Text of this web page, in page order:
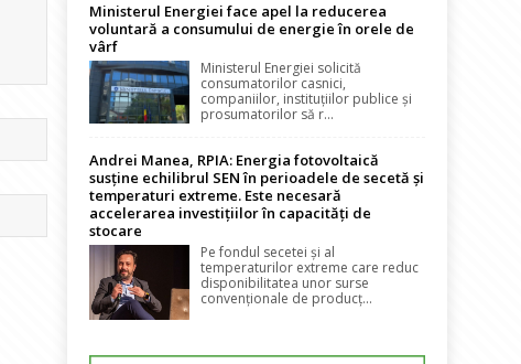
Ministerul Energiei face apel la reducerea
voluntară a consumului de energie în orele de
vârf
Ministerul Energiei solicită
consumatorilor casnici,
companiilor, instituțiilor publice și
prosumatorilor să r...
Andrei Manea, RPIA: Energia fotovoltaică
susține echilibrul SEN în perioadele de secetă și
temperaturi extreme. Este necesară
accelerarea investițiilor în capacități de
stocare
Pe fondul secetei și al
temperaturilor extreme care reduc
disponibilitatea unor surse
convenționale de producț...